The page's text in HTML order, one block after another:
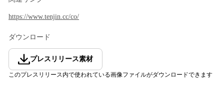
https://www.tenjin.cc/co/
ダウンロード
プレスリリース素材
このプレスリリース内で使われている画像ファイルがダウンロードできます